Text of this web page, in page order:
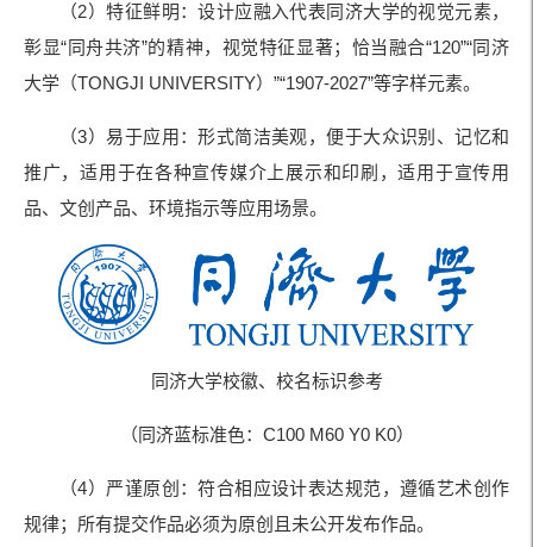
（2）特征鲜明：设计应融入代表同济大学的视觉元素，
彰显“同舟共济”的精神，视觉特征显著；恰当融合“120”“同济
大学（TONGJI UNIVERSITY）”“1907-2027”等字样元素。
（3）易于应用：形式简洁美观，便于大众识别、记忆和
推广，适用于在各种宣传媒介上展示和印刷，适用于宣传用
品、文创产品、环境指示等应用场景。
同济大学校徽、校名标识参考
（同济蓝标准色：C100 M60 Y0 K0）
（4）严谨原创：符合相应设计表达规范，遵循艺术创作
规律；所有提交作品必须为原创且未公开发布作品。